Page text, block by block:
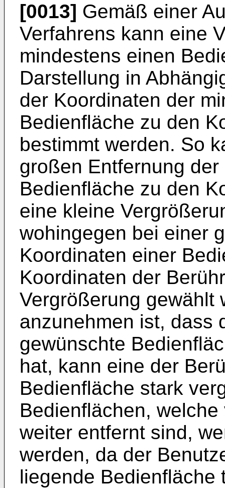
[0013] Gemäß einer
Verfahrens kann eine
mindestens einen
Darstellung in
der Koordinaten der
Bedienfläche zu den
bestimmt werden. So
großen Entfernung
Bedienfläche zu den
eine kleine
wohingegen bei einer
Koordinaten einer
Koordinaten der
Vergrößerung gewählt
anzunehmen ist, dass
gewünschte
hat, kann eine der
Bedienfläche stark
Bedienflächen,
weiter entfernt sind,
werden, da der
liegende Bedienfläche